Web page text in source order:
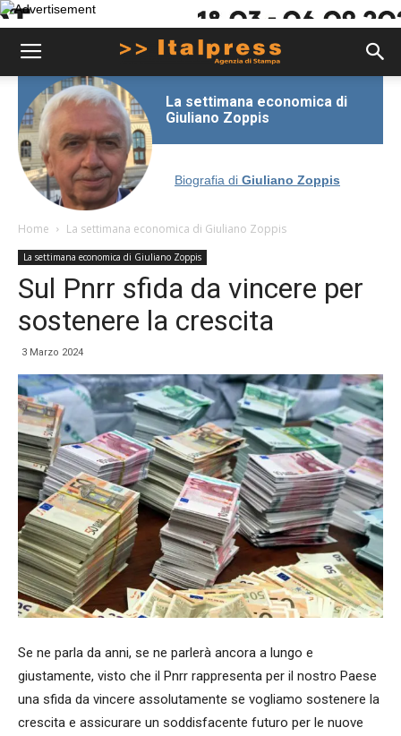
La settimana economica di
Giuliano Zoppis
Biografia di Giuliano Zoppis
Home La settimana economica di Giuliano Zoppis
La settimana economica di Giuliano Zoppis
Sul Pnrr sfida da vincere per
sostenere la crescita
3 Marzo 2024
Se ne parla da anni, se ne parlerà ancora a lungo e
giustamente, visto che il Pnrr rappresenta per il nostro Paese
una sfida da vincere assolutamente se vogliamo sostenere la
crescita e assicurare un soddisfacente futuro per le nuove